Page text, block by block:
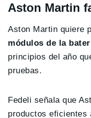
Aston Martin
Aston Martin quiere
módulos de la
principios del año
pruebas.
Fedeli señala que
productos eficientes